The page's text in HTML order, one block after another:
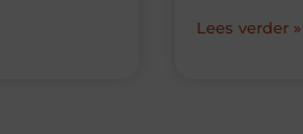
Lees verder »